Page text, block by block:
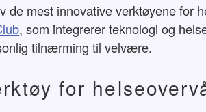
de mest innovative verktøyene for
, som integrerer teknologi og
tilnærming til velvære.
for